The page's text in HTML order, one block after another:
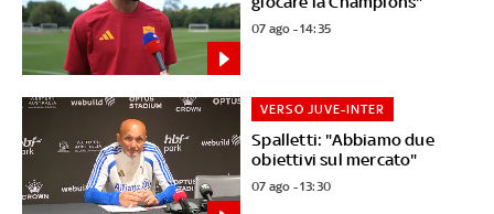
07 ago - 14:35
Spalletti: "Abbiamo due
obiettivi sul mercato"
VERSO JUVE-INTER
07 ago - 13:30